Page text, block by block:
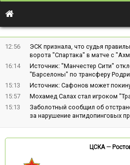
12:56
ЭСК признала, что судья
ворота "Спартака" в матче с
16:14
Источник: "Манчестер Сити"
"Барселоны" по трансферу Родри
15:13
Источник: Сафонов может
15:57
Мохамед Салах стал игроком
15:13
Заболотный сообщил об
за нарушение антидопинговых
ЦСКА—